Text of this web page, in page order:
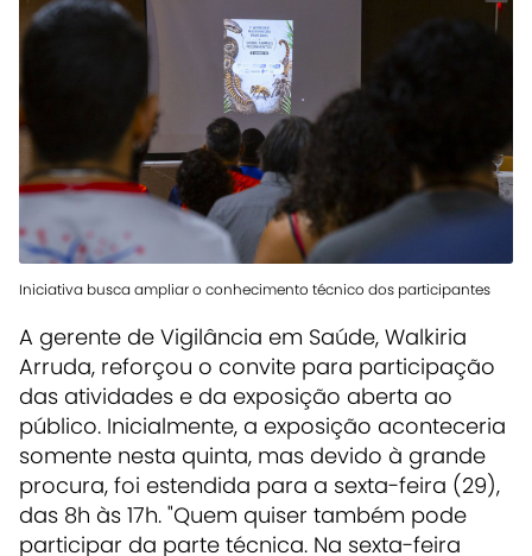
Iniciativa busca ampliar o conhecimento técnico dos participantes
A gerente de Vigilância em Saúde, Walkiria
Arruda, reforçou o convite para participação
das atividades e da exposição aberta ao
público. Inicialmente, a exposição aconteceria
somente nesta quinta, mas devido à grande
procura, foi estendida para a sexta-feira (29),
das 8h às 17h. "Quem quiser também pode
participar da parte técnica. Na sexta-feira